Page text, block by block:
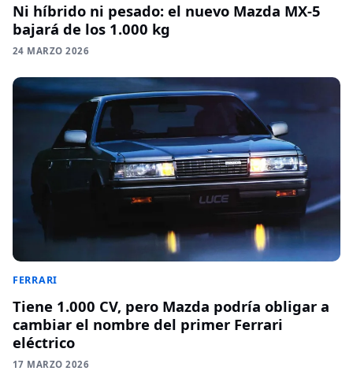
Ni híbrido ni pesado: el nuevo Mazda MX-5
bajará de los 1.000 kg
24 MARZO 2026
FERRARI
Tiene 1.000 CV, pero Mazda podría obligar a
cambiar el nombre del primer Ferrari
eléctrico
17 MARZO 2026